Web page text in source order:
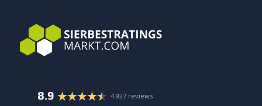
8.9 4.927 reviews